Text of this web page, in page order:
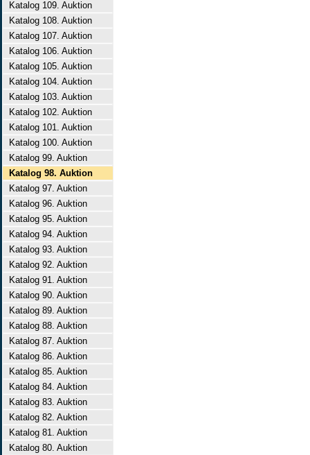
Katalog 109. Auktion
Katalog 108. Auktion
Katalog 107. Auktion
Katalog 106. Auktion
Katalog 105. Auktion
Katalog 104. Auktion
Katalog 103. Auktion
Katalog 102. Auktion
Katalog 101. Auktion
Katalog 100. Auktion
Katalog 99. Auktion
Katalog 98. Auktion
Katalog 97. Auktion
Katalog 96. Auktion
Katalog 95. Auktion
Katalog 94. Auktion
Katalog 93. Auktion
Katalog 92. Auktion
Katalog 91. Auktion
Katalog 90. Auktion
Katalog 89. Auktion
Katalog 88. Auktion
Katalog 87. Auktion
Katalog 86. Auktion
Katalog 85. Auktion
Katalog 84. Auktion
Katalog 83. Auktion
Katalog 82. Auktion
Katalog 81. Auktion
Katalog 80. Auktion